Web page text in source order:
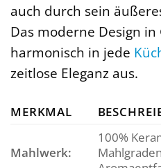
auch durch sein
Das moderne Design in
harmonisch in jede
zeitlose Eleganz aus.
MERKMAL
Mahlwerk:
100%